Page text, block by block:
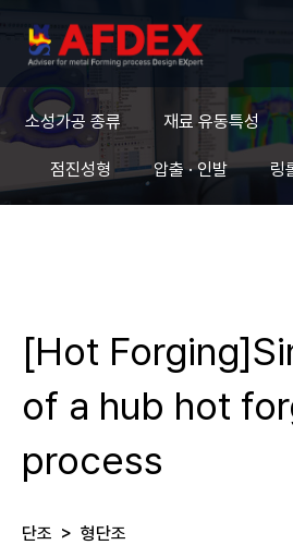
소성가공 종류 재료 유동특성
점진성형 압출 · 인발 링
[Hot
of a hub hot
process
단조 > 형단조